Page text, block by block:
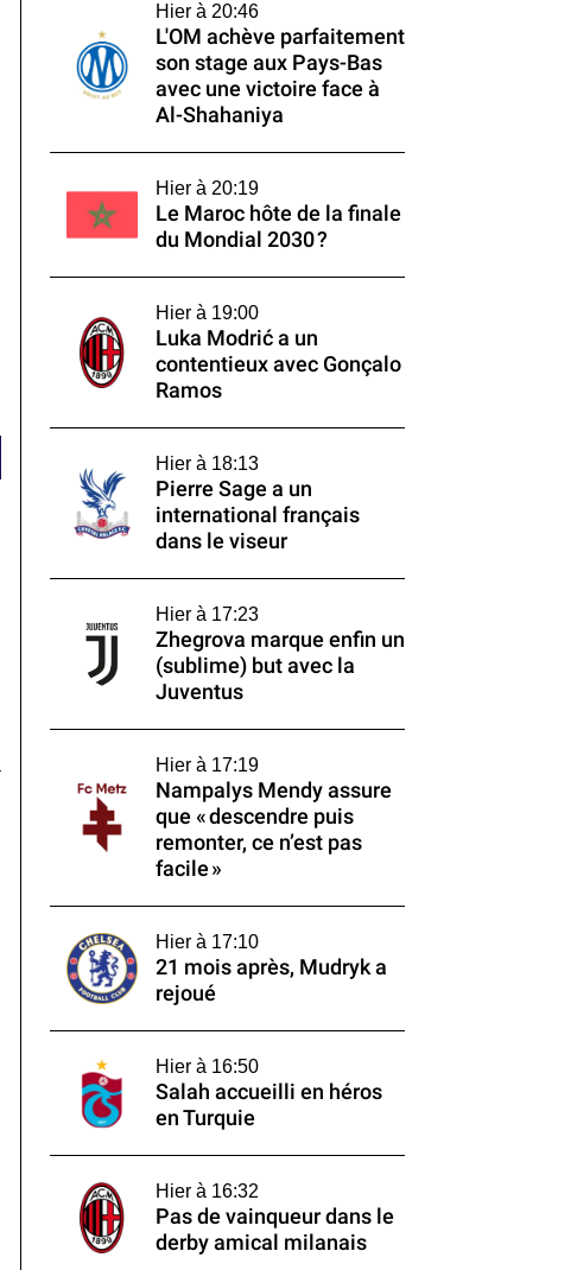
Hier à 20:46
L'OM achève parfaitement
son stage aux Pays-Bas
avec une victoire face à
Al-Shahaniya
Hier à 20:19
Le Maroc hôte de la finale
du Mondial 2030 ?
Hier à 19:00
Luka Modrić a un
contentieux avec Gonçalo
Ramos
Hier à 18:13
Pierre Sage a un
international français
dans le viseur
Hier à 17:23
Zhegrova marque enfin un
(sublime) but avec la
Juventus
Hier à 17:19
Nampalys Mendy assure
que « descendre puis
remonter, ce n’est pas
facile »
Hier à 17:10
21 mois après, Mudryk a
rejoué
Hier à 16:50
Salah accueilli en héros
en Turquie
Hier à 16:32
Pas de vainqueur dans le
derby amical milanais